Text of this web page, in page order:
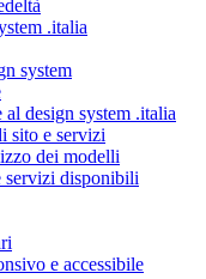
.italia
system
design system .italia
sito e servizi
dei modelli
servizi disponibili
e accessibile